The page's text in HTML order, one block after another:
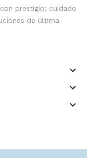
prestigio: cuidado
de última
keyboard_arrow_down
keyboard_arrow_down
keyboard_arrow_down